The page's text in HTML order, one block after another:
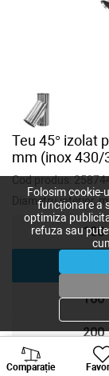
Teu 45° izolat
mm (inox 430/
Cod produs:
Diametru interior,
100
160
200
250
Comparație
Folosim cookie-
funcționare a
optimiza
refuza sau